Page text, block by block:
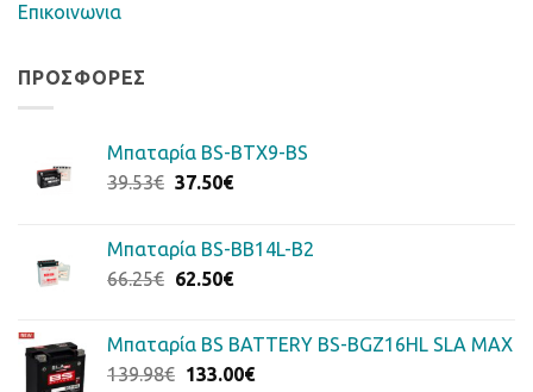
Επικοινωνια
ΠΡΟΣΦΟΡΈΣ
Μπαταρία BS-BTX9-BS
39.53€ Original
39.53€.
37.50€Η
είναι:
37.50€.
Μπαταρία BS-BB14L-B2
66.25€ Original
66.25€.
62.50€Η
είναι:
62.50€.
Μπαταρία BS BATTERY BS-BGZ16HL SLA MAX
139.98€ Original
133.00€Η